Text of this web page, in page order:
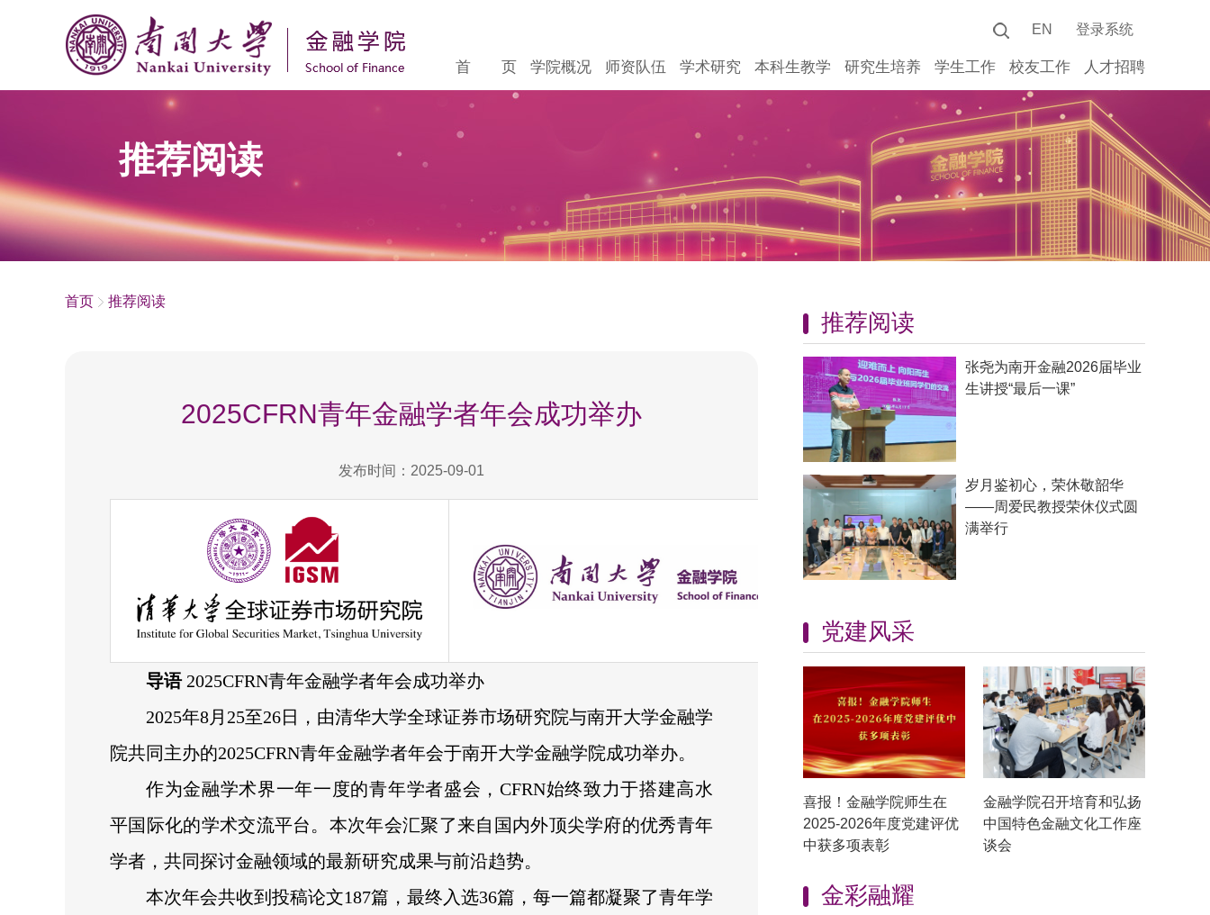
EN 登录系统
首 页 学院概况 师资队伍 学术研究 本科生教学 研究生培养 学生工作 校友工作 人才招聘
推荐阅读
推荐阅读
张尧为南开金融2026届毕业
生讲授“最后一课”
岁月鉴初心，荣休敬韶华
——周爱民教授荣休仪式圆
满举行
党建风采
喜报！金融学院师生在
2025-2026年度党建评优
中获多项表彰
金融学院召开培育和弘扬
中国特色金融文化工作座
谈会
金彩融耀
首页 推荐阅读
2025CFRN青年金融学者年会成功举办
发布时间：2025-09-01
导语2025CFRN青年金融学者年会成功举办
2025年8月25至26日，由清华大学全球证券市场研究院与南开大学金融学
院共同主办的2025CFRN青年金融学者年会于南开大学金融学院成功举办。
作为金融学术界一年一度的青年学者盛会，CFRN始终致力于搭建高水
平国际化的学术交流平台。本次年会汇聚了来自国内外顶尖学府的优秀青年
学者，共同探讨金融领域的最新研究成果与前沿趋势。
本次年会共收到投稿论文187篇，最终入选36篇，每一篇都凝聚了青年学